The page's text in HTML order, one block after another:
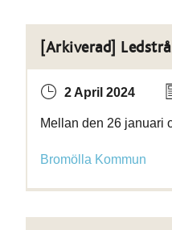
[Arkiverad]
2 April 2024
Mellan den 26 januari
Bromölla Kommun